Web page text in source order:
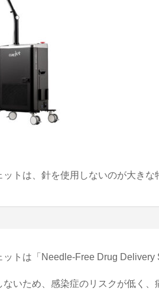
ットは、針を使用しないのが大きな
ットは「Needle-Free Drug Delivery
ないため、感染症のリスクが低く